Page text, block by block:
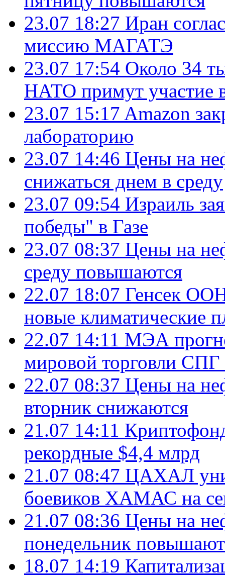
23.07 18:27 Иран
миссию МАГАТЭ
23.07 17:54 Около 34
НАТО примут участие
23.07 15:17 Amazon
лабораторию
23.07 14:46 Цены на
снижаться днем в среду
23.07 09:54 Израиль
победы" в Газе
23.07 08:37 Цены на
среду повышаются
22.07 18:07 Генсек ООН
новые климатические
22.07 14:11 МЭА
мировой торговли СПГ
22.07 08:37 Цены на
вторник снижаются
21.07 14:11
рекордные $4,4 млрд
21.07 08:47 ЦАХАЛ
боевиков ХАМАС на
21.07 08:36 Цены на
понедельник
18.07 14:19